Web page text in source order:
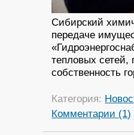
Сибирский
передаче
тепловых сетей,
собственность
Категория:
Комментарии (1)